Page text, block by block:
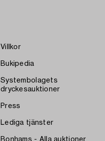
Villkor
Bukipedia
Systembolagets
dryckesauktioner
Press
Lediga tjänster
Bonhams - Alla auktioner